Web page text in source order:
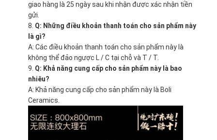
giao hàng là 25 ngày sau khi nhận được xác nhận tiền
gửi.
Q: Những điều khoản thanh toán cho sản phẩm này
là gì?
A: Các điều khoản thanh toán cho sản phẩm này là
không thể đảo ngược L / C tại chỗ và T / T.
Q: Khả năng cung cấp cho sản phẩm này là bao
nhiêu?
A: Khả năng cung cấp cho sản phẩm này là Boli
Ceramics.